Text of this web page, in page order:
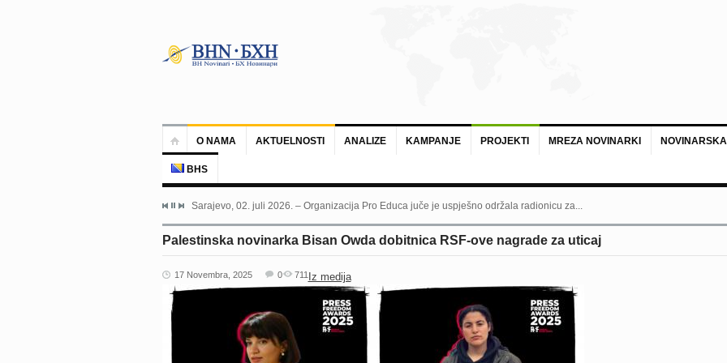
O NAMA AKTUELNOSTI ANALIZE KAMPANJE PROJEKTI MREZA NOVINARKI
BHS
Sarajevo, 02. juli 2026. – Organizacija Pro Educa juče je uspješno održala radionicu za...
Palestinska novinarka Bisan Owda dobitnica RSF-ove nagrade za uticaj
17 Novembra, 2025 Iz medija
0 711